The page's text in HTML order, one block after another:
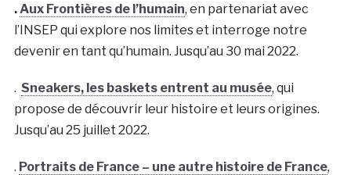
.Aux Frontières de l’humain, en partenariat avec
l’INSEP qui explore nos limites et interroge notre
devenir en tant qu’humain. Jusqu’au 30 mai 2022.
. Sneakers, les baskets entrent au musée, qui
propose de découvrir leur histoire et leurs origines.
Jusqu’au 25 juillet 2022.
. Portraits de France – une autre histoire de France,